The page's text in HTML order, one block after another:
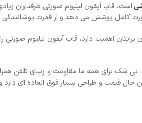
است. قاب آیفون لیلیوم صورتی طرفداران
کامل پوشش می دهد و از قدرت
اهمیت دارد، قاب آیفون لیلیوم صورتی
شک برای همه ما مقاومت و زیبای تلفن
قیمت و طراحی بسیار فوق العاده ای